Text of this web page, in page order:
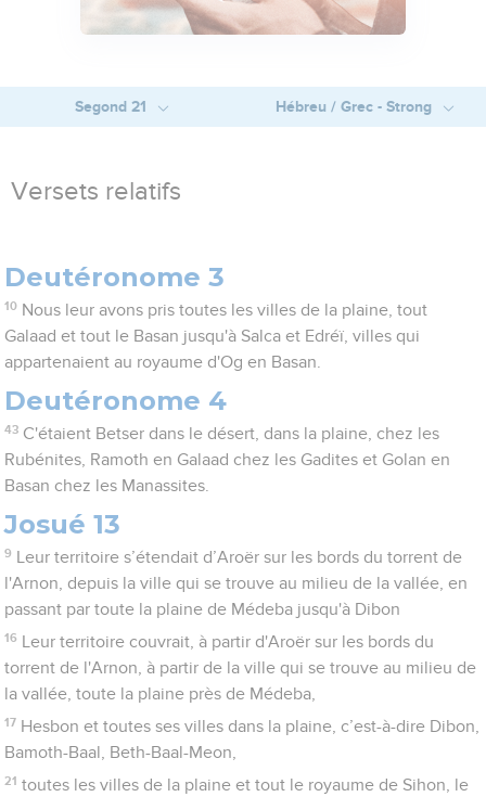
Segond 21 Hébreu / Grec - Strong
Versets relatifs
Deutéronome 3
10 Nous leur avons pris toutes les villes de la plaine, tout
Galaad et tout le Basan jusqu'à Salca et Edréï, villes qui
appartenaient au royaume d'Og en Basan.
Deutéronome 4
43 C'étaient Betser dans le désert, dans la plaine, chez les
Rubénites, Ramoth en Galaad chez les Gadites et Golan en
Basan chez les Manassites.
Josué 13
9
Leur territoire s’étendait d’Aroër sur les bords du torrent de
l'Arnon, depuis la ville qui se trouve au milieu de la vallée, en
passant par toute la plaine de Médeba jusqu'à Dibon
16
Leur territoire couvrait, à partir d'Aroër sur les bords du
torrent de l'Arnon, à partir de la ville qui se trouve au milieu de
la vallée, toute la plaine près de Médeba,
17 Hesbon et toutes ses villes dans la plaine, c’est-à-dire Dibon,
Bamoth-Baal, Beth-Baal-Meon,
21 toutes les villes de la plaine et tout le royaume de Sihon, le